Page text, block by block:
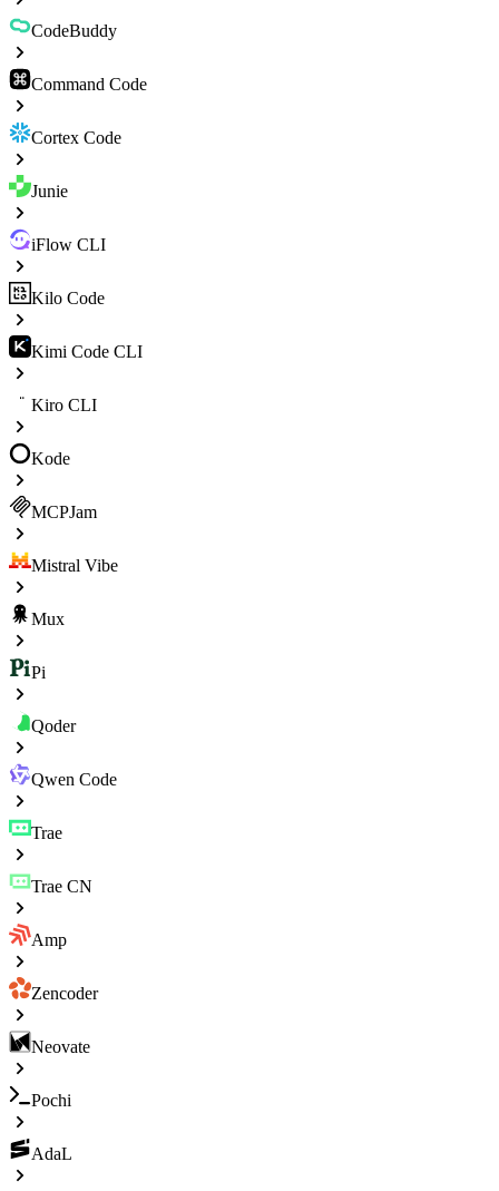
CodeBuddy
Command Code
Cortex Code
Junie
iFlow CLI
Kilo Code
Kimi Code CLI
Kiro CLI
Kode
MCPJam
Mistral Vibe
Mux
Pi
Qoder
Qwen Code
Trae
Trae CN
Amp
Zencoder
Neovate
Pochi
AdaL